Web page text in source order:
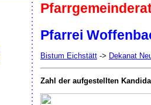
Pfarrei
Bistum Eichstätt -> Dekanat
Zahl der aufgestellten